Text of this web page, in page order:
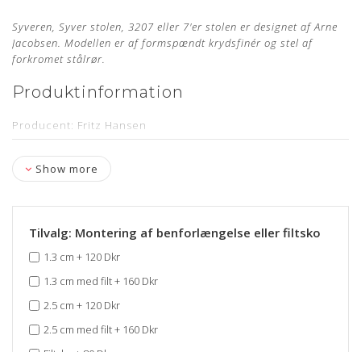
Syveren, Syver stolen, 3207 eller 7'er stolen er designet af Arne
Jacobsen. Modellen er af formspændt krydsfinér og stel af
forkromet stålrør.
Produktinformation
Producent: Fritz Hansen
Model: 3207
egen møbelpolstrer.Læs mere her
Levering: ca. 4 uger
Mangler du en ny polstring til din Arne Jacobsen stol?
Show more
Tilvalg: Montering af benforlængelse eller filtsko
1.3 cm + 120 Dkr
1.3 cm med filt+ 160 Dkr
2.5 cm + 120 Dkr
2.5 cm med filt+ 160 Dkr